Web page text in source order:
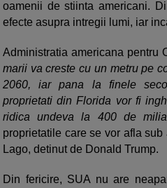
oamenii de stiinta americani.
efecte asupra intregii lumi, iar
Administratia americana pentru
marii va creste cu un metru pe
2060, iar pana la finele
proprietati din Florida vor fi
ridica undeva la 400 de
proprietatile care se vor afla
Lago, detinut de Donald Trump.
Din fericire, SUA nu are